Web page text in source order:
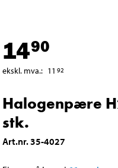
1490
ekskl. mva.: 11 92
Halogenpære
stk.
Art.nr.35-4027